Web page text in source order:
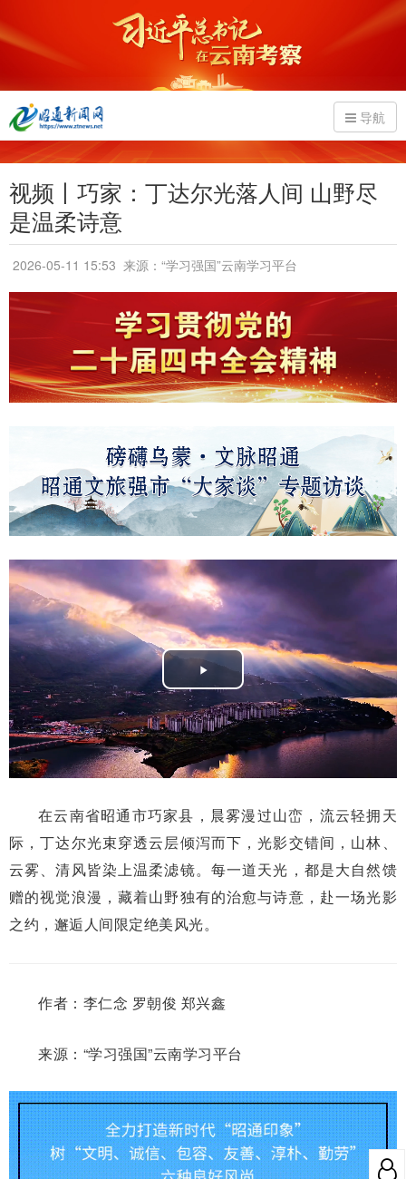
导航
视频丨巧家：丁达尔光落人间 山野尽
是温柔诗意
2026-05-11 15:53 来源：“学习强国”云南学习平台
Play
Video
在云南省昭通市巧家县，晨雾漫过山峦，流云轻拥天
际，丁达尔光束穿透云层倾泻而下，光影交错间，山林、
云雾、清风皆染上温柔滤镜。每一道天光，都是大自然馈
赠的视觉浪漫，藏着山野独有的治愈与诗意，赴一场光影
之约，邂逅人间限定绝美风光。
作者：李仁念 罗朝俊 郑兴鑫
来源：“学习强国”云南学习平台